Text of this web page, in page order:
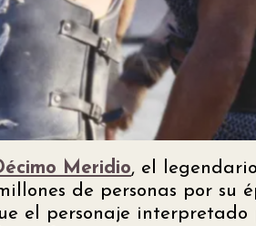
Meridio, el
de personas por su
el personaje interpretado